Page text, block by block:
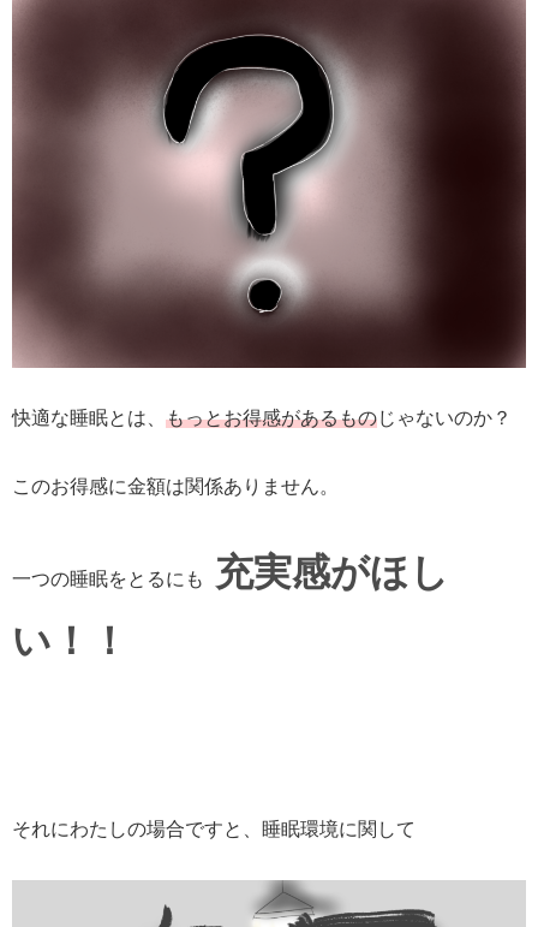
快適な睡眠とは、 もっとお得感があるものじゃないのか？
このお得感に金額は関係ありません。
一つの睡眠をとるにも
充実感がほし
い！！
それにわたしの場合ですと、睡眠環境に関して